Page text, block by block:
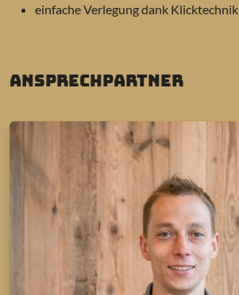
einfache Verlegung dank Klicktechnik
Ansprechpartner